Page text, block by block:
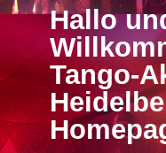
Hallo
Tango-